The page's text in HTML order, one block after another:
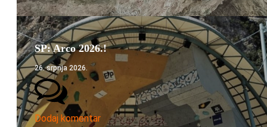
SP: Arco 2026.!
26. srpnja 2026.
Dodaj komentar